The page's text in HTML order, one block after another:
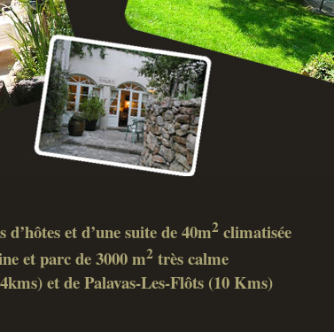
et d’une suite de 40m2climatisée
et parc de 3000 m2très calme
et de Palavas-Les-Flôts (10 Kms)